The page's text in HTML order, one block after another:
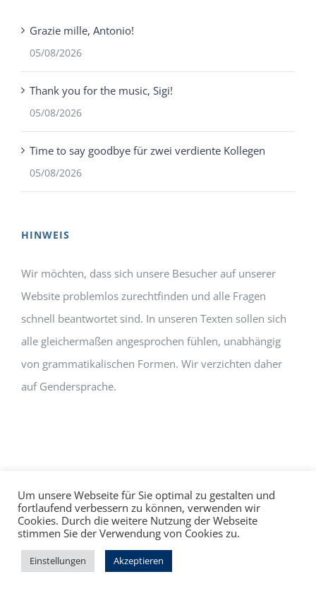
Grazie mille, Antonio!
05/08/2026
Thank you for the music, Sigi!
05/08/2026
Time to say goodbye für zwei verdiente Kollegen
05/08/2026
HINWEIS
Wir möchten, dass sich unsere Besucher auf unserer
Website problemlos zurechtfinden und alle Fragen
schnell beantwortet sind. In unseren Texten sollen sich
alle gleichermaßen angesprochen fühlen, unabhängig
von grammatikalischen Formen. Wir verzichten daher
auf Gendersprache.
Impressum Datenschutz©hallo!rot
Facebook
Um unsere Webseite für Sie optimal zu gestalten und
fortlaufend verbessern zu können, verwenden wir
Cookies. Durch die weitere Nutzung der Webseite
stimmen Sie der Verwendung von Cookies zu.
Einstellungen Akzeptieren